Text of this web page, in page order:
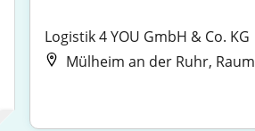
Logistik 4 YOU GmbH & Co. KG
Mülheim an der Ruhr, Raum